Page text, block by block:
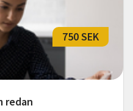
redan
750 SEK